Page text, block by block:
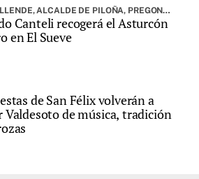
IVÁN ALLENDE, ALCALDE DE PILOÑA, PREGONARÁ LA FIESTA
Canteli recogerá el Asturcón
en El Sueve
de San Félix volverán a
Valdesoto de música, tradición